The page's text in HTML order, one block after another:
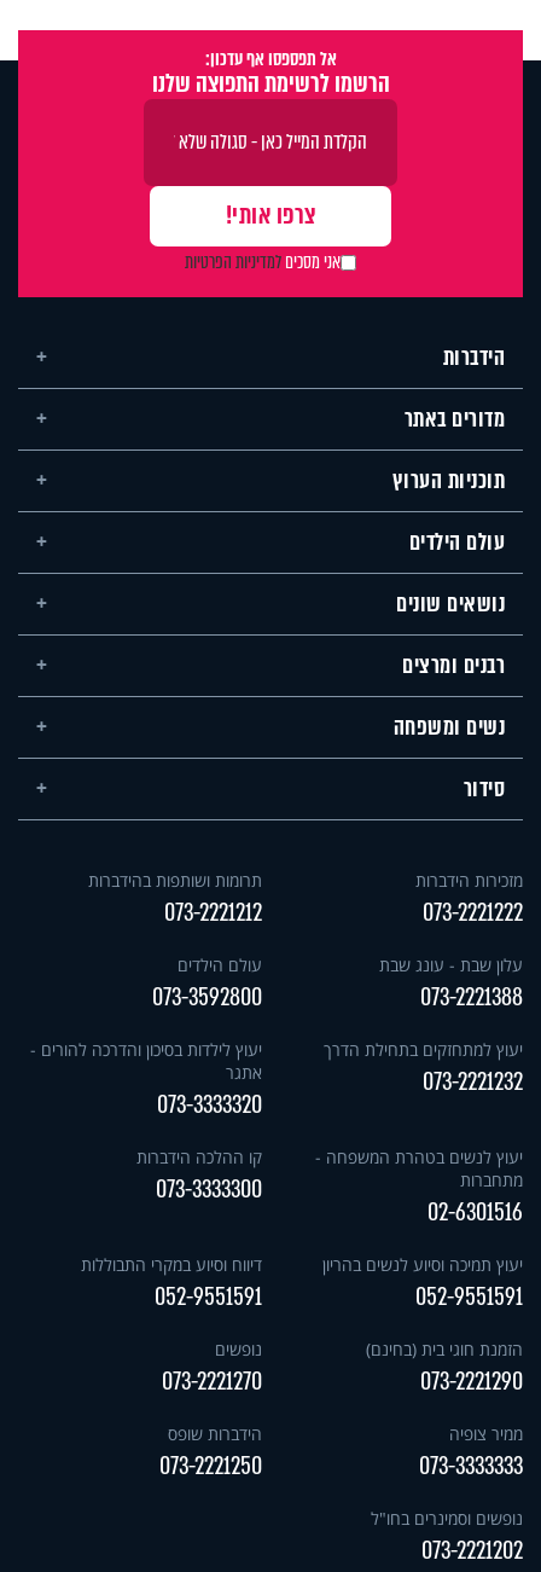
אל תפספסו אף עדכון:
הרשמו לרשימת התפוצה שלנו
אני מסכיםלמדיניות הפרטיות
הידברות
מדורים באתר
תוכניות הערוץ
עולם הילדים
נושאים שונים
רבנים ומרצים
נשים ומשפחה
סידור
מזכירות הידברות
073-2221222
תרומות ושותפות בהידברות
073-2221212
עלון שבת - עונג שבת
073-2221388
עולם הילדים
073-3592800
יעוץ למתחזקים בתחילת הדרך
073-2221232
יעוץ לילדות בסיכון והדרכה להורים -
אתגר
073-3333320
יעוץ לנשים בטהרת המשפחה -
מתחברות
02-6301516
קו ההלכה הידברות
073-3333300
יעוץ תמיכה וסיוע לנשים בהריון
052-9551591
דיווח וסיוע במקרי התבוללות
052-9551591
הזמנת חוגי בית (בחינם)
073-2221290
נופשים
073-2221270
ממיר צופיה
073-3333333
הידברות שופס
073-2221250
נופשים וסמינרים בחו"ל
073-2221202